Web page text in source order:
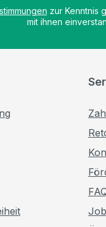
zur Kenntnis
mit ihnen